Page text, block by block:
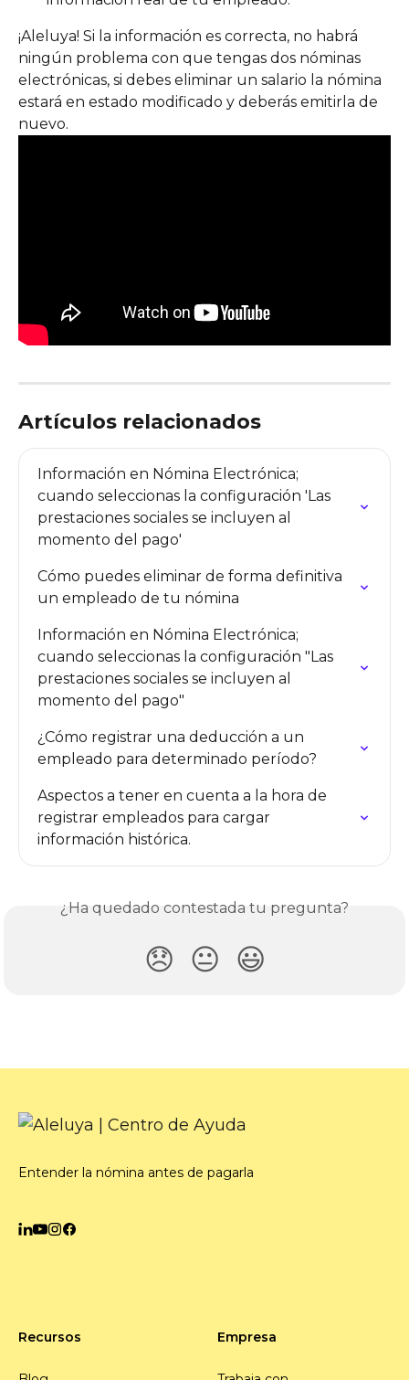
¡Aleluya! Si la información es correcta, no habrá
ningún problema con que tengas dos nóminas
electrónicas, si debes eliminar un salario la nómina
estará en estado modificado y deberás emitirla de
nuevo.
Artículos relacionados
Información en Nómina Electrónica;
cuando seleccionas la configuración 'Las
prestaciones sociales se incluyen al
momento del pago'
Cómo puedes eliminar de forma definitiva
un empleado de tu nómina
Información en Nómina Electrónica;
cuando seleccionas la configuración "Las
prestaciones sociales se incluyen al
momento del pago"
¿Cómo registrar una deducción a un
empleado para determinado período?
Aspectos a tener en cuenta a la hora de
registrar empleados para cargar
información histórica.
¿Ha quedado contestada tu pregunta?
😞 😐 😃
Entender la nómina antes de pagarla
Recursos Empresa